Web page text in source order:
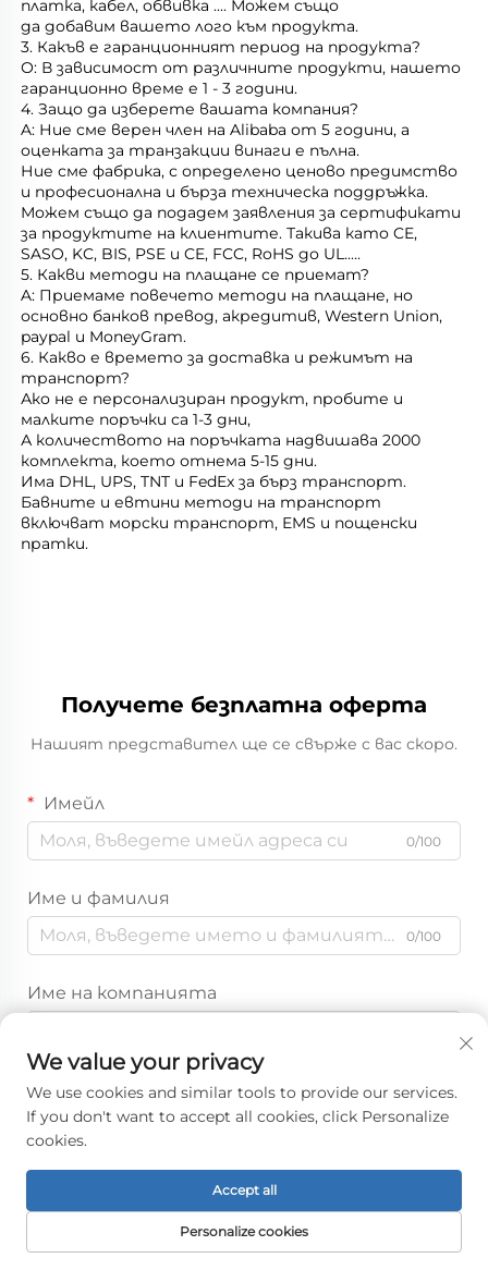
платка, кабел, обвивка .... Можем също
да добавим вашето лого към продукта.
3. Какъв е гаранционният период на продукта?
О: В зависимост от различните продукти, нашето
гаранционно време е 1 - 3 години.
4. Защо да изберете вашата компания?
A: Ние сме верен член на Alibaba от 5 години, а
оценката за транзакции винаги е пълна.
Ние сме фабрика, с определено ценово предимство
и професионална и бърза техническа поддръжка.
Можем също да подадем заявления за сертификати
за продуктите на клиентите. Такива като CE,
SASO, KC, BIS, PSE и CE, FCC, RoHS до UL.....
5. Какви методи на плащане се приемат?
A: Приемаме повечето методи на плащане, но
основно банков превод, акредитив, Western Union,
paypal и MoneyGram.
6. Какво е времето за доставка и режимът на
транспорт?
Ако не е персонализиран продукт, пробите и
малките поръчки са 1-3 дни,
А количеството на поръчката надвишава 2000
комплекта, което отнема 5-15 дни.
Има DHL, UPS, TNT и FedEx за бърз транспорт.
Бавните и евтини методи на транспорт
включват морски транспорт, EMS и пощенски
пратки.
Получете безплатна оферта
Нашият представител ще се свърже с вас скоро.
Имейл
0/100
Име и фамилия
0/100
Име на компанията
Съобщение
We value your privacy
We use cookies and similar tools to provide our services.
If you don't want to accept all cookies, click Personalize
cookies.
Personalize cookies
Accept all